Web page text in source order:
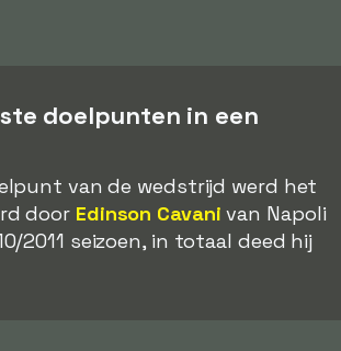
doelpunten in een
van de wedstrijd werd het
door Edinson Cavani van Napoli
2011 seizoen, in totaal deed hij